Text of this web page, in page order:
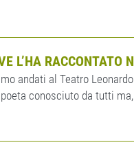
L’HA RACCONTATO
andati al Teatro
conosciuto da tutti